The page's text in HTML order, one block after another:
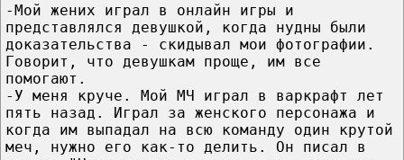
-Мой жених играл в онлайн игры и
представлялся девушкой, когда нудны были
доказательства - скидывал мои фотографии.
Говорит, что девушкам проще, им все
помогают.
-У меня круче. Мой МЧ играл в варкрафт лет
пять назад. Играл за женского персонажа и
когда им выпадал на всю команду один крутой
меч, нужно его как-то делить. Он писал в